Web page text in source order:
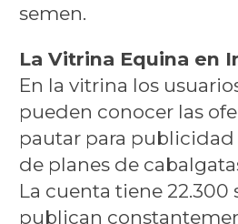
semen.
La Vitrina Equina en
En la vitrina los
pueden conocer las
pautar para publicidad
de planes de
La cuenta tiene 22.300
publican